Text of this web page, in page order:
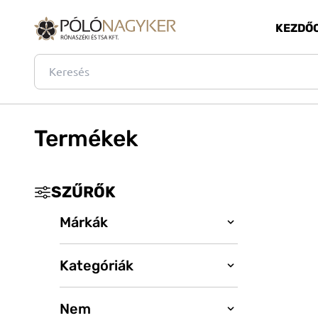
Termékek
SZŰRŐK
Márkák
_
B&C
BagBase
Kategóriák
Póló
Nem